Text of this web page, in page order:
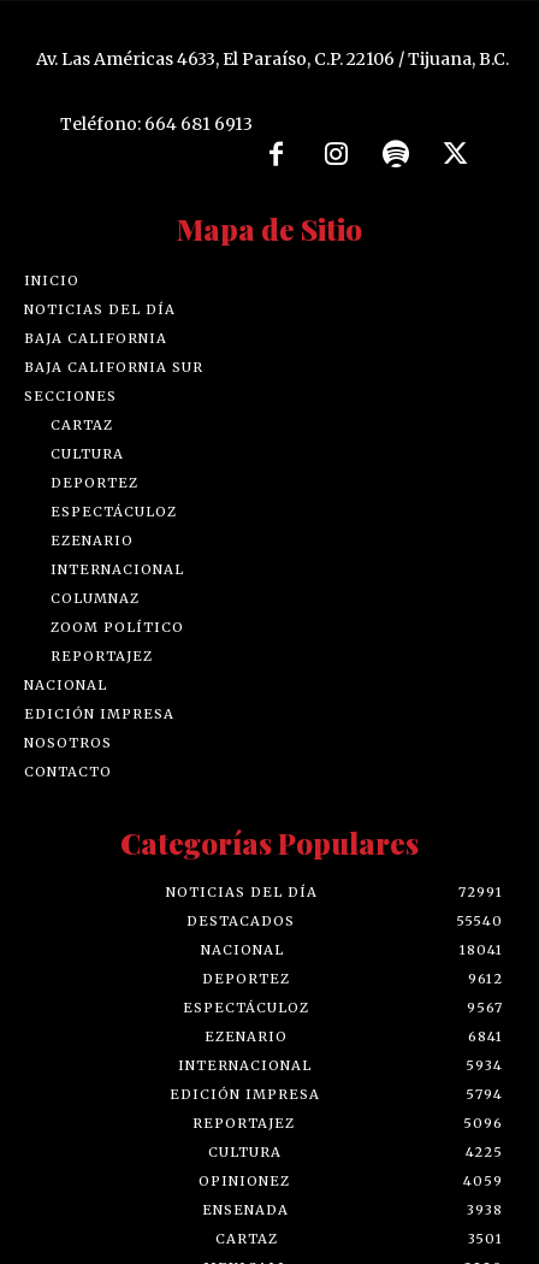
Av. Las Américas 4633, El Paraíso, C.P. 22106 / Tijuana, B.C.
Teléfono: 664 681 6913
Mapa de Sitio
INICIO
NOTICIAS DEL DÍA
BAJA CALIFORNIA
BAJA CALIFORNIA SUR
SECCIONES
CARTAZ
CULTURA
DEPORTEZ
ESPECTÁCULOZ
EZENARIO
INTERNACIONAL
COLUMNAZ
ZOOM POLÍTICO
REPORTAJEZ
NACIONAL
EDICIÓN IMPRESA
NOSOTROS
CONTACTO
Categorías Populares
NOTICIAS DEL DÍA
72991
DESTACADOS
55540
NACIONAL
18041
DEPORTEZ
9612
ESPECTÁCULOZ
9567
EZENARIO
6841
INTERNACIONAL
5934
EDICIÓN IMPRESA
5794
REPORTAJEZ
5096
CULTURA
4225
OPINIONEZ
4059
ENSENADA
3938
CARTAZ
3501